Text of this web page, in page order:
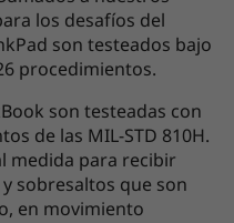
14 Gen 8 de 14"
Intel® Core™ Ultra
que evoluciona
avanzados,
computacional
las tareas y
los desafíos del
son testeados bajo
procedimientos.
son testeadas con
de las MIL-STD 810H.
medida para recibir
sobresaltos que son
en movimiento